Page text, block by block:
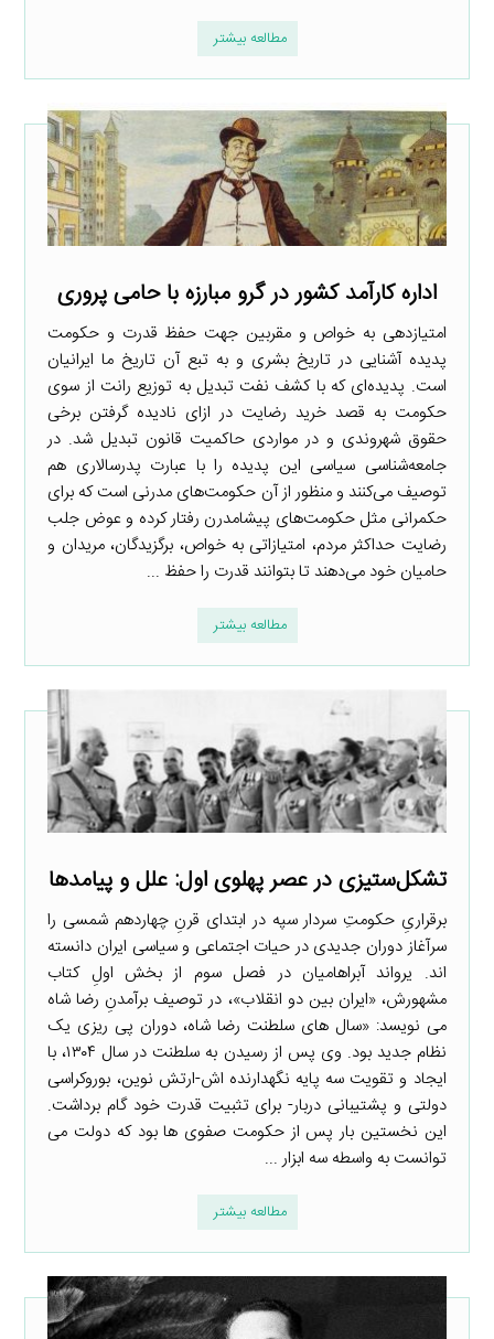
مطالعه بیشتر
اداره کارآمد کشور در گرو مبارزه با حامی پروری
امتیازدهی به خواص و مقربین جهت حفظ قدرت و حکومت
پدیده آشنایی در تاریخ بشری و به تبع آن تاریخ ما ایرانیان
است. پدیده‌ای که با کشف نفت تبدیل به توزیع رانت از سوی
حکومت به قصد خرید رضایت در ازای نادیده گرفتن برخی
حقوق شهروندی و در مواردی حاکمیت قانون تبدیل شد. در
جامعه‌شناسی سیاسی این پدیده را با عبارت پدرسالاری هم
توصیف می‌کنند و منظور از آن حکومت‌های مدرنی است که برای
حکمرانی مثل حکومت‌های پیشامدرن رفتار کرده و عوض جلب
رضایت حداکثر مردم، امتیازاتی به خواص، برگزیدگان، مریدان و
حامیان خود می‌دهند تا بتوانند قدرت را حفظ ...
مطالعه بیشتر
تشکل‌ستیزی در عصر پهلوی اول: علل و پیامدها
برقراریِ حکومتِ سردار سپه در ابتدای قرنِ چهاردهم شمسی را
سرآغاز دوران جدیدی در حیات اجتماعی و سیاسی ایران دانسته
اند. یرواند آبراهامیان در فصل سوم از بخش اولِ کتاب
مشهورش، «ایران بین دو انقلاب»، در توصیف برآمدنِ رضا شاه
می نویسد: «سال های سلطنت رضا شاه، دوران پی ریزی یک
نظام جدید بود. وی پس از رسیدن به سلطنت در سال ۱۳۰۴، با
ایجاد و تقویت سه پایه نگهدارنده اش-ارتش نوین، بوروکراسی
دولتی و پشتیبانی دربار- برای تثبیت قدرت خود گام برداشت.
این نخستین بار پس از حکومت صفوی ها بود که دولت می
توانست به واسطه سه ابزار ...
مطالعه بیشتر